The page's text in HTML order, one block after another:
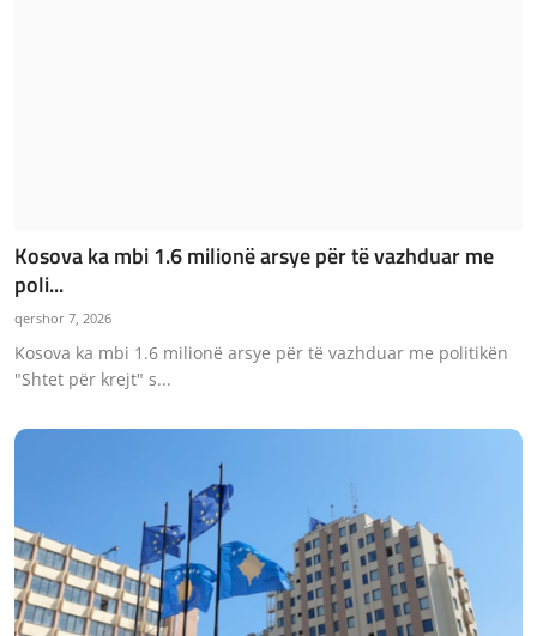
Kosova ka mbi 1.6 milionë arsye për të vazhduar me
poli...
qershor 7, 2026
Kosova ka mbi 1.6 milionë arsye për të vazhduar me politikën
"Shtet për krejt" s...